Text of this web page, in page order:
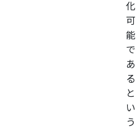
化
可
能
で
あ
る
と
い
う